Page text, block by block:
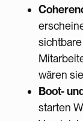
wären
Boot-
starten